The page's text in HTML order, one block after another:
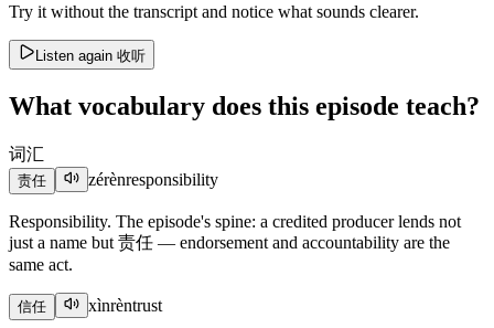
Try it without the transcript and notice what sounds clearer.
Listen again 收听
What vocabulary does this episode teach?
词汇
责任 zérènresponsibility
Responsibility. The episode's spine: a credited producer lends not
just a name but 责任 — endorsement and accountability are the
same act.
信任 xìnrèntrust